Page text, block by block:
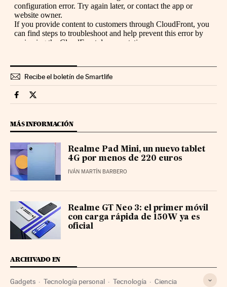
Recibe el boletín de Smartlife
Smartlife Cinco Días en Facebook
Smartlife Cinco Días en Twitter
MÁS INFORMACIÓN
Realme Pad Mini, un nuevo tablet
4G por menos de 220 euros
IVÁN MARTÍN BARBERO
Realme GT Neo 3: el primer móvil
con carga rápida de 150W ya es
oficial
ARCHIVADO EN
Gadgets Tecnología personal Tecnología Ciencia